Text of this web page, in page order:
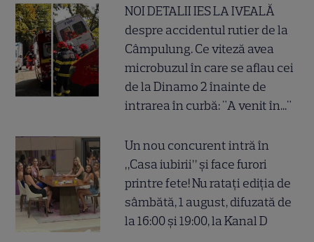
NOI DETALII IES LA IVEALĂ
despre accidentul rutier de la
Câmpulung. Ce viteză avea
microbuzul în care se aflau cei
de la Dinamo 2 înainte de
intrarea în curbă: "A venit în..."
Un nou concurent intră în
„Casa iubirii” și face furori
printre fete! Nu ratați ediția de
sâmbătă, 1 august, difuzată de
la 16:00 și 19:00, la Kanal D